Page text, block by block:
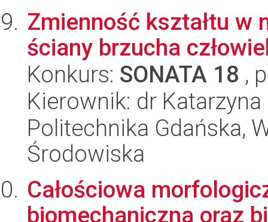
Zmienność kształtu w
ściany brzucha
Konkurs: SONATA 18 ,
Kierownik: dr
Politechnika Gdańska,
Środowiska
Całościowa
biomechaniczna oraz